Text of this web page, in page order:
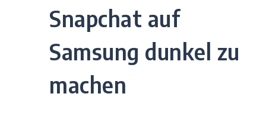
Snapchat auf
Samsung dunkel zu
machen